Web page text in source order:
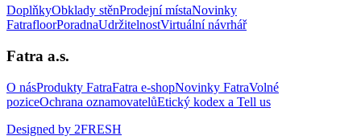
DoplňkyObklady stěnProdejní místaNovinky
FatrafloorPoradnaUdržitelnostVirtuální návrhář
Fatra a.s.
O násProdukty FatraFatra e-shopNovinky FatraVolné
poziceOchrana oznamovatelůEtický kodex a Tell us
Designed by 2FRESH